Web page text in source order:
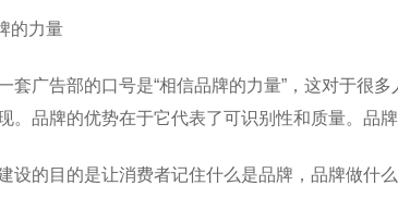
的力量
套广告部的口号是“相信品牌的力量”，这对于很
。品牌的优势在于它代表了可识别性和质量。品
设的目的是让消费者记住什么是品牌，品牌做什